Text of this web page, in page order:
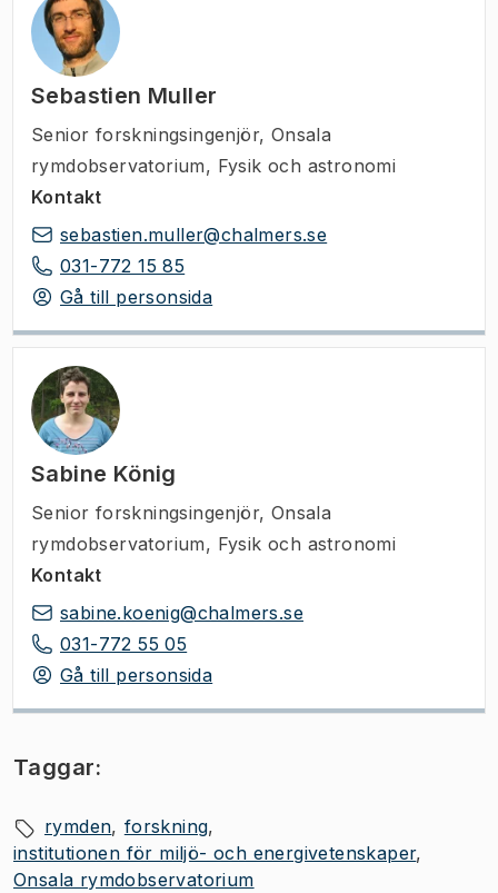
Sebastien Muller
Senior forskningsingenjör, Onsala
rymdobservatorium, Fysik och astronomi
Kontakt
sebastien.muller@chalmers.se
031-772 15 85
Gå till personsida
Sabine König
Senior forskningsingenjör, Onsala
rymdobservatorium, Fysik och astronomi
Kontakt
sabine.koenig@chalmers.se
031-772 55 05
Gå till personsida
Taggar:
rymden forskning
institutionen för miljö- och energivetenskaper
Onsala rymdobservatorium